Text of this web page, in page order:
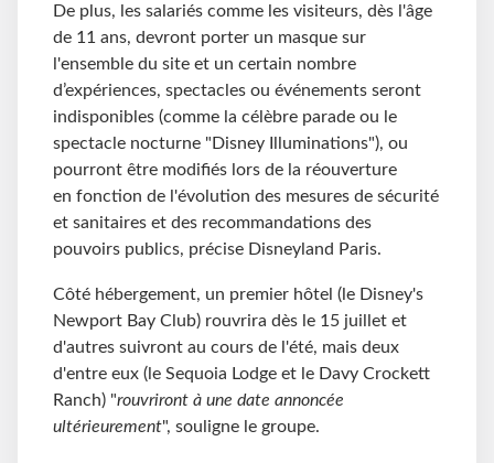
De plus, les salariés comme les visiteurs, dès l'âge
de 11 ans, devront porter un masque sur
l'ensemble du site et un certain nombre
d’expériences, spectacles ou événements seront
indisponibles (comme la célèbre parade ou le
spectacle nocturne "Disney Illuminations"), ou
pourront être modifiés lors de la réouverture
en fonction de l'évolution des mesures de sécurité
et sanitaires et des recommandations des
pouvoirs publics, précise Disneyland Paris.
Côté hébergement, un premier hôtel (le Disney's
Newport Bay Club) rouvrira dès le 15 juillet et
d'autres suivront au cours de l'été, mais deux
d'entre eux (le Sequoia Lodge et le Davy Crockett
Ranch) "rouvriront à une date annoncée
ultérieurement", souligne le groupe.